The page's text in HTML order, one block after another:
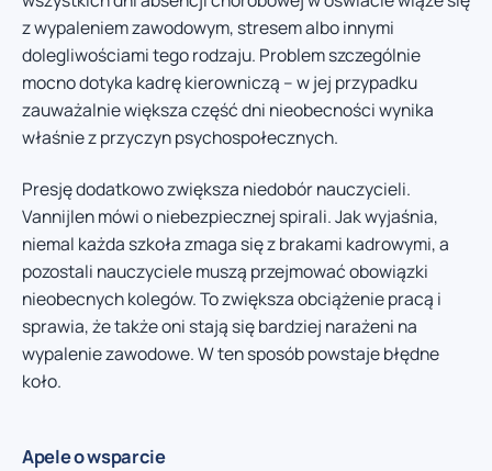
z wypaleniem zawodowym, stresem albo innymi
dolegliwościami tego rodzaju. Problem szczególnie
mocno dotyka kadrę kierowniczą – w jej przypadku
zauważalnie większa część dni nieobecności wynika
właśnie z przyczyn psychospołecznych.
Presję dodatkowo zwiększa niedobór nauczycieli.
Vannijlen mówi o niebezpiecznej spirali. Jak wyjaśnia,
niemal każda szkoła zmaga się z brakami kadrowymi, a
pozostali nauczyciele muszą przejmować obowiązki
nieobecnych kolegów. To zwiększa obciążenie pracą i
sprawia, że także oni stają się bardziej narażeni na
wypalenie zawodowe. W ten sposób powstaje błędne
koło.
Apele o wsparcie